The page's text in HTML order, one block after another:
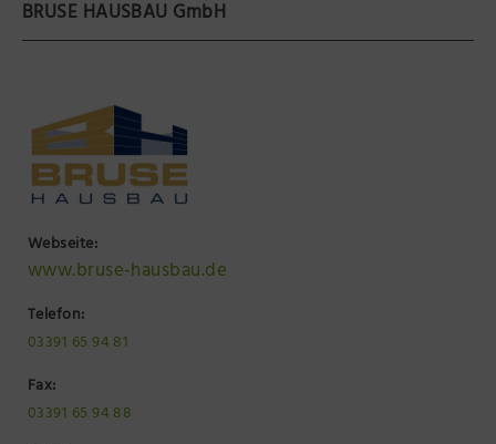
Präsenzstelle Prignitz Standort Neuruppin
Brandenburg-Preußen Museum Wustrau
Wegemuseum Wusterhausen/Dosse
BRUSE HAUSBAU GmbH
Webseite:
www.bruse-hausbau.de
Telefon:
03391 65 94 81
Fax:
03391 65 94 88